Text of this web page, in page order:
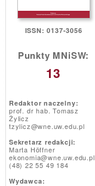
ISSN: 0137-3056
Punkty MNiSW:
13
Redaktor naczelny:
prof. dr hab. Tomasz
Żylicz
tzylicz@wne.uw.edu.pl
Sekretarz redakcji:
Marta Höffner
ekonomia@wne.uw.edu.pl
(48) 22 55 49 184
Wydawca: